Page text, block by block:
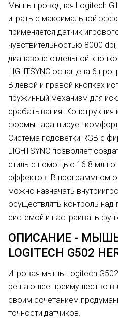
Мышь проводная Logitech
играть с максимальной
применяется датчик
чувствительностью 8000
диапазоне отдельной
LIGHTSYNC оснащена 6
В левой и правой кнопках
пружинный механизм для
срабатывания. Конструкция
формы гарантирует
Система подсветки RGB с
LIGHTSYNC позволяет
стиль с помощью 16.8 млн
эффектов. В программном
можно назначать
осуществлять контроль
системой и настраивать
ОПИСАНИЕ -
LOGITECH G502
Игровая мышь Logitech
решающее преимущество в
своим сочетанием
точности датчиков.